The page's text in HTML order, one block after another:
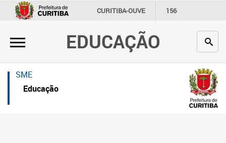
CURITIBA-OUVE 156
INFORMAÇÃO SECRETARIAS
EDUCAÇÃO
×
Inicial
Secretaria
Profissionais da educação
×
Inicial
Inicial
Secretaria
SME
Educação